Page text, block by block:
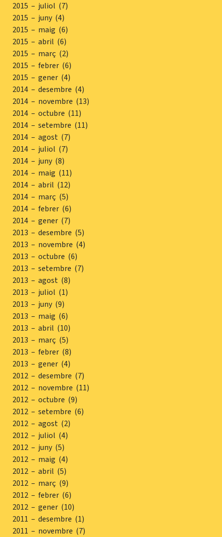
2015 – juliol (7)
2015 – juny (4)
2015 – maig (6)
2015 – abril (6)
2015 – març (2)
2015 – febrer (6)
2015 – gener (4)
2014 – desembre (4)
2014 – novembre (13)
2014 – octubre (11)
2014 – setembre (11)
2014 – agost (7)
2014 – juliol (7)
2014 – juny (8)
2014 – maig (11)
2014 – abril (12)
2014 – març (5)
2014 – febrer (6)
2014 – gener (7)
2013 – desembre (5)
2013 – novembre (4)
2013 – octubre (6)
2013 – setembre (7)
2013 – agost (8)
2013 – juliol (1)
2013 – juny (9)
2013 – maig (6)
2013 – abril (10)
2013 – març (5)
2013 – febrer (8)
2013 – gener (4)
2012 – desembre (7)
2012 – novembre (11)
2012 – octubre (9)
2012 – setembre (6)
2012 – agost (2)
2012 – juliol (4)
2012 – juny (5)
2012 – maig (4)
2012 – abril (5)
2012 – març (9)
2012 – febrer (6)
2012 – gener (10)
2011 – desembre (1)
2011 – novembre (7)